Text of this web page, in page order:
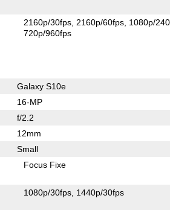
2160p/30fps 2160p/60fps 1080p/
720p/960fps
Galaxy S10e
16-MP
f/2.2
12mm
Small
Focus Fixe
1080p/30fps 1440p/30fps